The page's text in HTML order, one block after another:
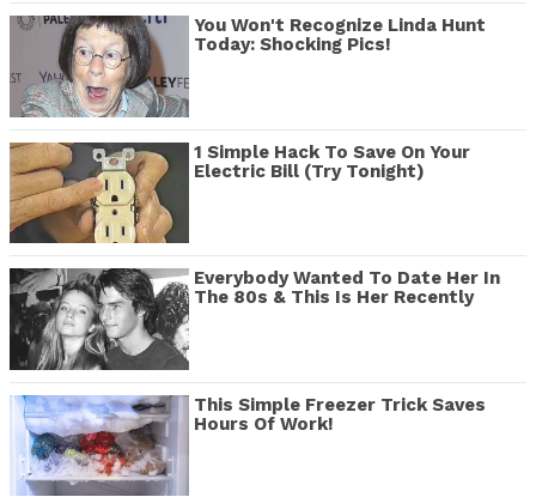
You Won't Recognize Linda Hunt
Today: Shocking Pics!
1 Simple Hack To Save On Your
Electric Bill (Try Tonight)
Everybody Wanted To Date Her In
The 80s & This Is Her Recently
This Simple Freezer Trick Saves
Hours Of Work!